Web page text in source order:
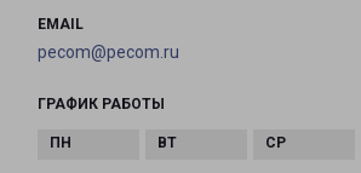
EMAIL
pecom@pecom.ru
ГРАФИК РАБОТЫ